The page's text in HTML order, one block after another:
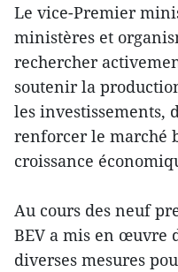
Le vice-Premier
ministères et
rechercher
soutenir la
les investissements,
renforcer le marché
croissance
Au cours des neuf
BEV a mis en œuvre
diverses mesures